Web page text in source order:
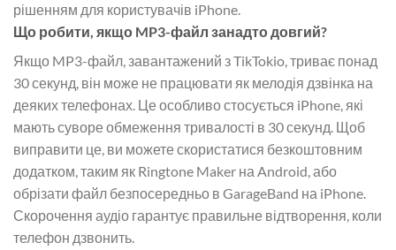
рішенням для користувачів iPhone.
Що робити, якщо MP3-файл занадто довгий?
Якщо MP3-файл, завантажений з TikTokio, триває понад
30 секунд, він може не працювати як мелодія дзвінка на
деяких телефонах. Це особливо стосується iPhone, які
мають суворе обмеження тривалості в 30 секунд. Щоб
виправити це, ви можете скористатися безкоштовним
додатком, таким як Ringtone Maker на Android, або
обрізати файл безпосередньо в GarageBand на iPhone.
Скорочення аудіо гарантує правильне відтворення, коли
телефон дзвонить.